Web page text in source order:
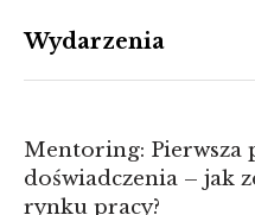
Wydarzenia
Mentoring: Pierwsza
doświadczenia – jak
rynku pracy?